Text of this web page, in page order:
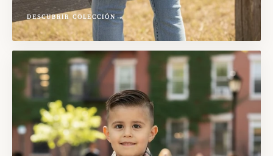
DESCUBRIR COLECCIÓN→